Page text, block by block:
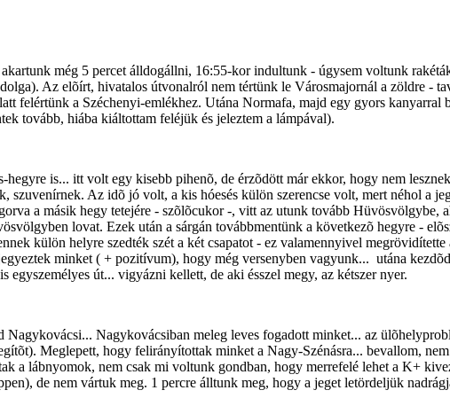
még 5 percet álldogállni, 16:55-kor indultunk - úgysem voltunk
Az elõírt, hivatalos útvonalról nem tértünk le Városmajornál a zöldre -
felértünk a Széchenyi-emlékhez. Utána Normafa, majd egy gyors
tovább, hiába kiáltottam feléjük és jeleztem a lámpával).
hegyre is... itt volt egy kisebb pihenõ, de érzõdött már ekkor, hogy nem
szuvenírnek. Az idõ jó volt, a kis hóesés külön szerencse volt, mert néhol a
a másik hegy tetejére - szõlõcukor -, vitt az utunk tovább
lovat. Ezek után a sárgán továbbmentünk a következõ hegyre -
külön helyre szedték szét a két csapatot - ez valamennyivel
minket ( + pozitívum), hogy még versenyben vagyunk... utána
út... vigyázni kellett, de aki ésszel megy, az kétszer nyer.
Nagykovácsiban meleg leves fogadott minket... az
Meglepett, hogy felirányítottak minket a Nagy-Szénásra... bevallom,
a lábnyomok, nem csak mi voltunk gondban, hogy merrefelé lehet a K+
de nem vártuk meg. 1 percre álltunk meg, hogy a jeget letördeljük